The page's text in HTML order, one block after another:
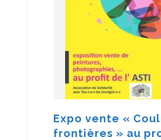
Expo vente «
frontières » au